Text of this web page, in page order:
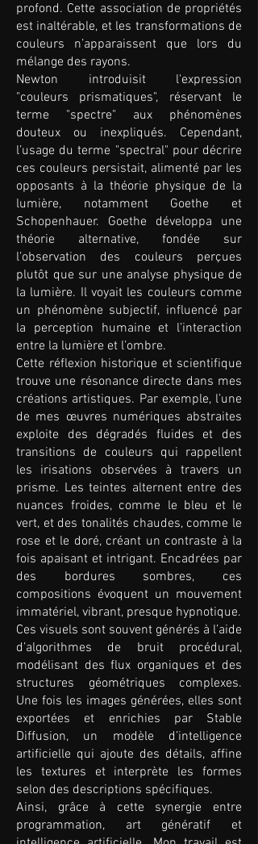
profond. Cette association de propriétés
est inaltérable, et les transformations de
couleurs n’apparaissent que lors du
mélange des rayons.
Newton introduisit l'expression
"couleurs prismatiques", réservant le
terme "spectre" aux phénomènes
douteux ou inexpliqués. Cependant,
l’usage du terme "spectral" pour décrire
ces couleurs persistait, alimenté par les
opposants à la théorie physique de la
lumière, notamment Goethe et
Schopenhauer. Goethe développa une
théorie alternative, fondée sur
l’observation des couleurs perçues
plutôt que sur une analyse physique de
la lumière. Il voyait les couleurs comme
un phénomène subjectif, influencé par
la perception humaine et l’interaction
entre la lumière et l’ombre.
Cette réflexion historique et scientifique
trouve une résonance directe dans mes
créations artistiques. Par exemple, l’une
de mes œuvres numériques abstraites
exploite des dégradés fluides et des
transitions de couleurs qui rappellent
les irisations observées à travers un
prisme. Les teintes alternent entre des
nuances froides, comme le bleu et le
vert, et des tonalités chaudes, comme le
rose et le doré, créant un contraste à la
fois apaisant et intrigant. Encadrées par
des bordures sombres, ces
compositions évoquent un mouvement
immatériel, vibrant, presque hypnotique.
Ces visuels sont souvent générés à l’aide
d’algorithmes de bruit procédural,
modélisant des flux organiques et des
structures géométriques complexes.
Une fois les images générées, elles sont
exportées et enrichies par Stable
Diffusion, un modèle d’intelligence
artificielle qui ajoute des détails, affine
les textures et interprète les formes
selon des descriptions spécifiques.
Ainsi, grâce à cette synergie entre
programmation, art génératif et